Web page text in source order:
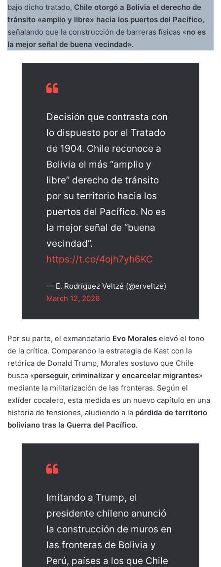
bajo dicho tratado, Chile otorgó a Bolivia el derecho de
tránsito «amplio y libre» hacia los puertos del Pacífico,
señalando que la construcción de barreras físicas «no es
la mejor señal de buena vecindad».
Decisión que contrasta con
lo dispuesto por el Tratado
de 1904. Chile reconoce a
Bolivia el más “amplio y
libre” derecho de tránsito
por su territorio hacia los
puertos del Pacífico. No es
la mejor señal de “buena
vecindad”.
https://t.co/4ojh7yh6KC
— E. Rodríguez Veltzé (@erveltze)
March 12, 2026
Por su parte, el exmandatario Evo Morales elevó el tono
de la crítica. Comparando la estrategia de Kast con la
retórica de Donald Trump, Morales sostuvo que Chile
busca «perseguir, criminalizar y encarcelar migrantes»
mediante la militarización de las fronteras. Según el
exlíder cocalero, esta medida es un nuevo capítulo en una
historia de tensiones, aludiendo a la pérdida de territorio
boliviano tras la Guerra del Pacífico.
Imitando a Trump, el
presidente chileno anunció
la construcción de muros en
las fronteras de Bolivia y
Perú, países a los que Chile